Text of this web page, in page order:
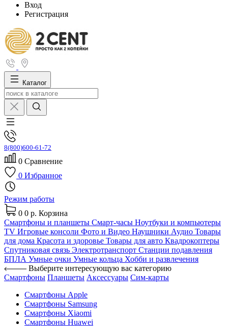
Вход
Регистрация
Каталог
8(800)600-61-72
0 Сравнение
0 Избранное
Режим работы
0 0 р. Корзина
Смартфоны и планшеты Смарт-часы Ноутбуки и компьютеры
TV Игровые консоли Фото и Видео Наушники Аудио Товары
для дома Красота и здоровье Товары для авто Квадрокоптеры
Спутниковая связь Электротранспорт Станции подавления
БПЛА Умные очки Умные кольца Хобби и развлечения
Выберите интересующую вас категорию
Смартфоны Планшеты Аксессуары Сим-карты
Смартфоны Apple
Смартфоны Samsung
Смартфоны Xiaomi
Смартфоны Huawei